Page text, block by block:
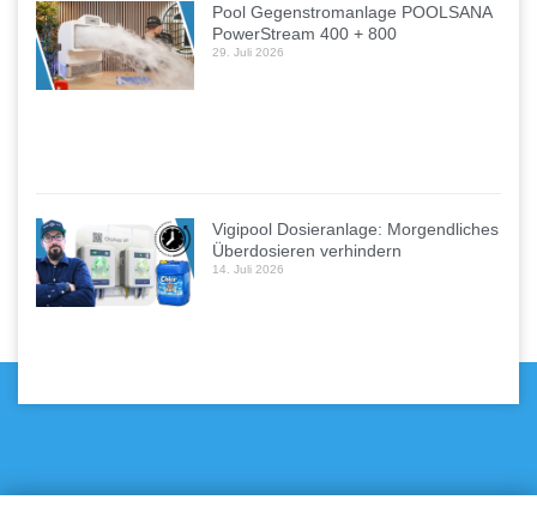
Pool Gegenstromanlage POOLSANA
PowerStream 400 + 800
29. Juli 2026
Vigipool Dosieranlage: Morgendliches
Überdosieren verhindern
14. Juli 2026